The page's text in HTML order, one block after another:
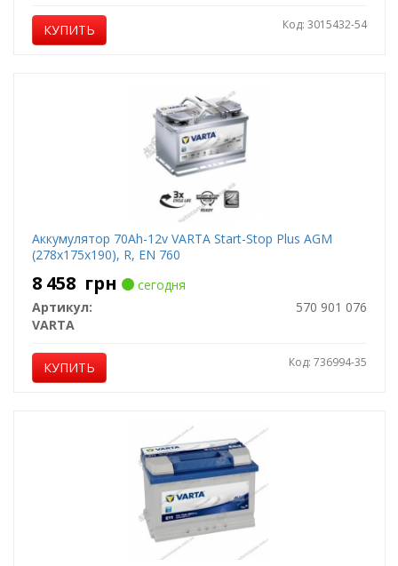
КУПИТЬ Код: 3015432-54
Аккумулятор 70Ah-12v VARTA Start-Stop Plus AGM
(278х175х190), R, EN 760
8 458 грн
сегодня
Артикул:
570 901 076
VARTA
КУПИТЬ Код: 736994-35